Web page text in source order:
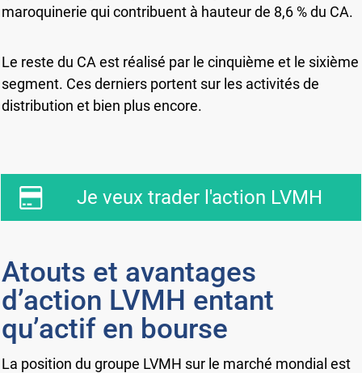
maroquinerie qui contribuent à hauteur de 8,6 % du CA.
Le reste du CA est réalisé par le cinquième et le sixième
segment. Ces derniers portent sur les activités de
distribution et bien plus encore.
Je veux trader l'action LVMH
Atouts et avantages
d’action LVMH entant
qu’actif en bourse
La position du groupe LVMH sur le marché mondial est